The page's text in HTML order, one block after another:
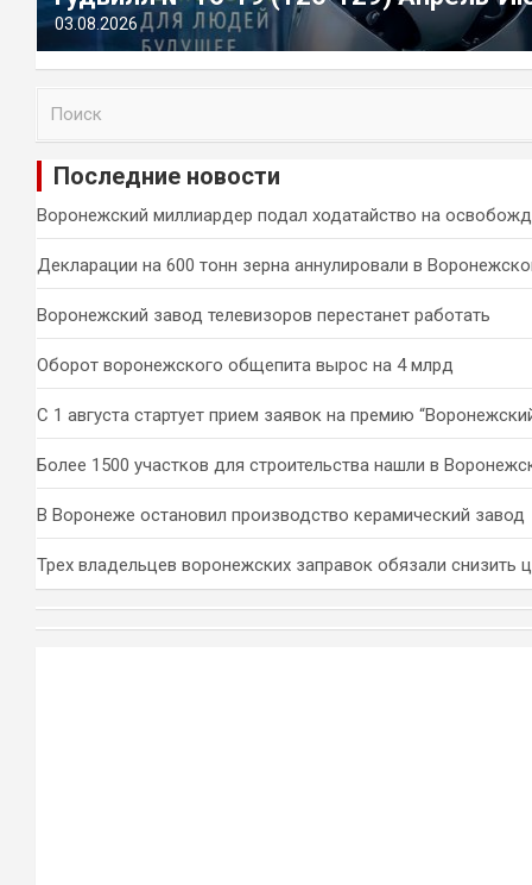
03.08.2026
и
Последние новости
Воронежский миллиардер подал ходатайство на
Декларации на 600 тонн зерна аннулировали в
Воронежский завод телевизоров перестанет работать
Оборот воронежского общепита вырос на 4 млрд
С 1 августа стартует прием заявок на премию
Более 1500 участков для строительства нашли в
В Воронеже остановил производство керамический завод
Трех владельцев воронежских заправок обязали снизить